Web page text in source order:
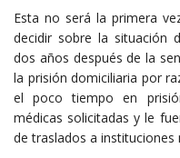
Esta no será la primera
decidir sobre la situación
dos años después de la
la prisión domiciliaria por
el poco tiempo en
médicas solicitadas y le
de traslados a instituciones